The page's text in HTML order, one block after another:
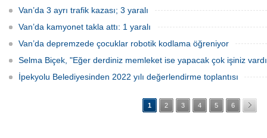
Van’da 3 ayrı trafik kazası; 3 yaralı
Van’da kamyonet takla attı: 1 yaralı
Van’da depremzede çocuklar robotik kodlama öğreniyor
Selma Biçek, "Eğer derdiniz memleket ise yapacak çok işiniz
İpekyolu Belediyesinden 2022 yılı değerlendirme toplantısı
1 2 3 4 5 6